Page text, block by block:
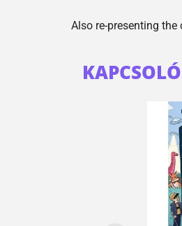
Also re-presenting the